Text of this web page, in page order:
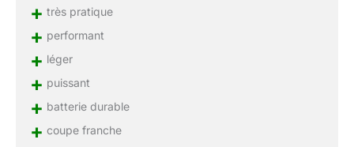
+ très pratique
+ performant
+ léger
+ puissant
+ batterie durable
+ coupe franche